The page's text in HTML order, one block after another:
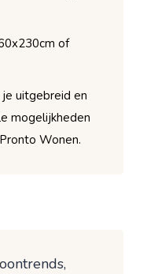
of
uitgebreid en
mogelijkheden
Wonen.